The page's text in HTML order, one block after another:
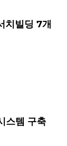
치빌딩 7개
스템 구축